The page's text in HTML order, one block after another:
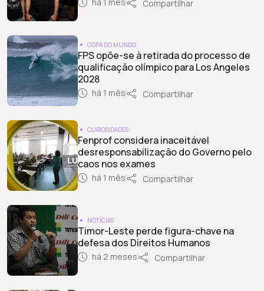
Compartilhar
COPA DO MUNDO
FPS opõe-se à retirada do processo de
qualificação olímpico para Los Angeles
2028
há 1 mês Compartilhar
CURIOSIDADES
Fenprof considera inaceitável
desresponsabilização do Governo pelo
caos nos exames
há 1 mês Compartilhar
NOTÍCIAS
Timor-Leste perde figura-chave na
defesa dos Direitos Humanos
há 2 meses Compartilhar